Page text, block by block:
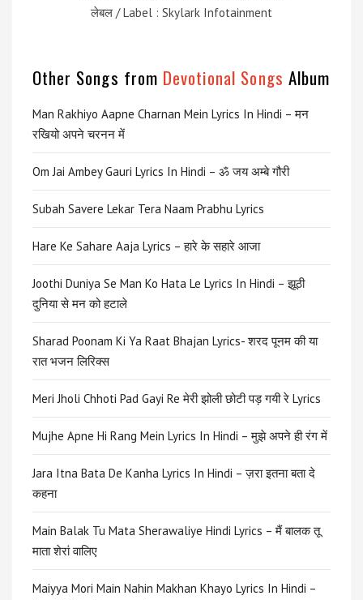
लेबल / Label : Skylark Infotainment
Other Songs from Devotional Songs Album
Man Rakhiyo Aapne Charnan Mein Lyrics In Hindi – मन
रखियो अपने चरनन में
Om Jai Ambey Gauri Lyrics In Hindi – ॐ जय अम्बे गौरी
Subah Savere Lekar Tera Naam Prabhu Lyrics
Hare Ke Sahare Aaja Lyrics – हारे के सहारे आजा
Joothi Duniya Se Man Ko Hata Le Lyrics In Hindi – झूठी
दुनिया से मन को हटाले
Sharad Poonam Ki Ya Raat Bhajan Lyrics- शरद पूनम की या
रात भजन लिरिक्स
Meri Jholi Chhoti Pad Gayi Re मेरी झोली छोटी पड़ गयी रे Lyrics
Mujhe Apne Hi Rang Mein Lyrics In Hindi – मुझे अपने ही रंग में
Jara Itna Bata De Kanha Lyrics In Hindi – ज़रा इतना बता दे
कहना
Main Balak Tu Mata Sherawaliye Hindi Lyrics – मैं बालक तू
माता शेरां वालिए
Maiyya Mori Main Nahin Makhan Khayo Lyrics In Hindi –